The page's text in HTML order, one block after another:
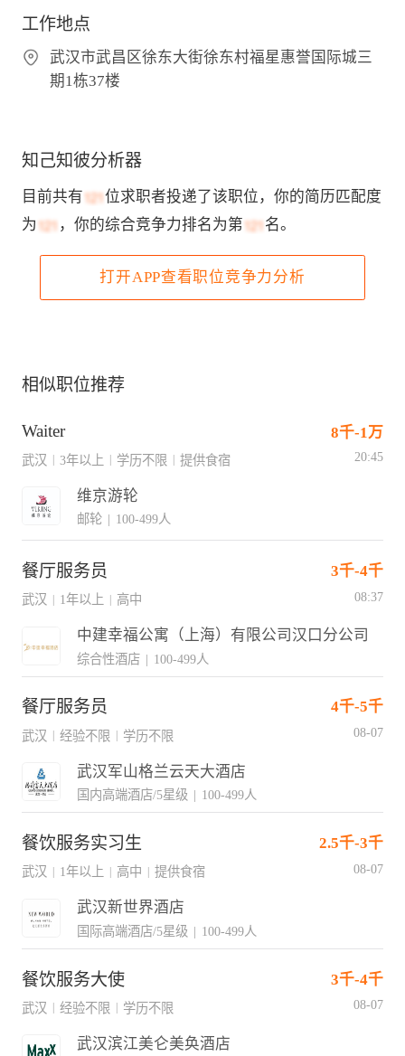
工作地点
武汉市武昌区徐东大街徐东村福星惠誉国际城三
期1栋37楼
知己知彼分析器
目前共有
位求职者投递了该职位，你的简历匹配度
为
，你的综合竞争力排名为第 名。
打开APP查看职位竞争力分析
相似职位推荐
Waiter 8千-1万
武汉 3年以上 学历不限 提供食宿 20:45
维京游轮
邮轮 | 100-499人
餐厅服务员 3千-4千
武汉 1年以上 高中 08:37
中建幸福公寓（上海）有限公司汉口分公司
综合性酒店 | 100-499人
餐厅服务员 4千-5千
武汉 经验不限 学历不限 08-07
武汉军山格兰云天大酒店
国内高端酒店/5星级 | 100-499人
餐饮服务实习生 2.5千-3千
武汉 1年以上 高中 提供食宿 08-07
武汉新世界酒店
国际高端酒店/5星级 | 100-499人
餐饮服务大使 3千-4千
武汉 经验不限 学历不限 08-07
武汉滨江美仑美奂酒店